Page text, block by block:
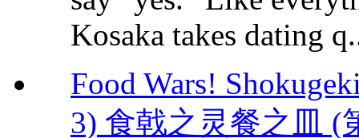
Kosaka takes dating
Food Wars!
3) 食戟之灵餐之皿 (